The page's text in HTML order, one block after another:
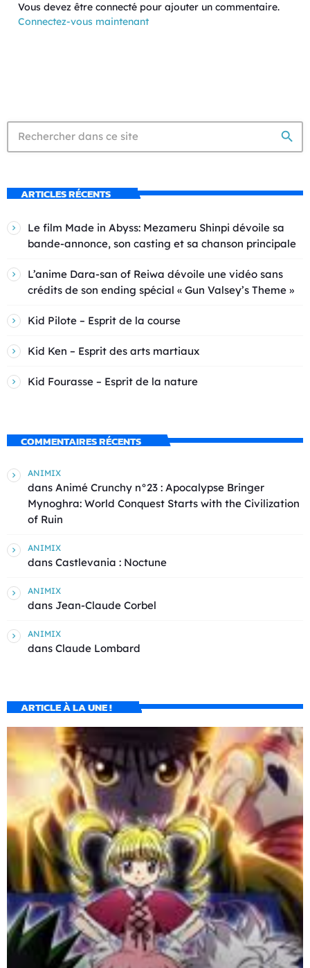
Vous devez être connecté pour ajouter un commentaire.
Connectez-vous maintenant
search
ARTICLES RÉCENTS
Le film Made in Abyss: Mezameru Shinpi dévoile sa
bande-annonce, son casting et sa chanson principale
L’anime Dara-san of Reiwa dévoile une vidéo sans
crédits de son ending spécial « Gun Valsey’s Theme »
Kid Pilote – Esprit de la course
Kid Ken – Esprit des arts martiaux
Kid Fourasse – Esprit de la nature
COMMENTAIRES RÉCENTS
ANIMIX
dans Animé Crunchy n°23 : Apocalypse Bringer
Mynoghra: World Conquest Starts with the Civilization
of Ruin
ANIMIX
dans Castlevania : Noctune
ANIMIX
dans Jean-Claude Corbel
ANIMIX
dans Claude Lombard
ARTICLE À LA UNE !